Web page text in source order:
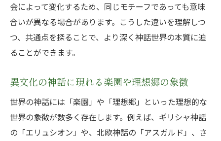
会によって変化するため、同じモチーフであっても意味
合いが異なる場合があります。こうした違いを理解しつ
つ、共通点を探ることで、より深く神話世界の本質に迫
ることができます。
異文化の神話に現れる楽園や理想郷の象徴
世界の神話には「楽園」や「理想郷」といった理想的な
世界の象徴が数多く存在します。例えば、ギリシャ神話
の「エリュシオン」や、北欧神話の「アスガルド」、さ